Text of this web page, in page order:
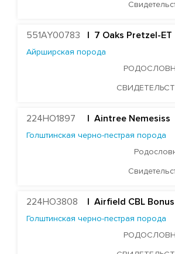
Oakchurch De Admiral Р164
Rawburn Black Bush S240 (ET)
Айрширская порода
Британская голубая порода
Британская фризская порода
Голштинская черно-пестрая порода
551AY00783 | 7 Oaks Pretzel-ET
Айрширская порода
224HO1897 Aintree Nemesiss
Голштинская черно-пестрая порода
224HO3808 | Airfield CBL Bonus
Голштинская черно-пестрая порода